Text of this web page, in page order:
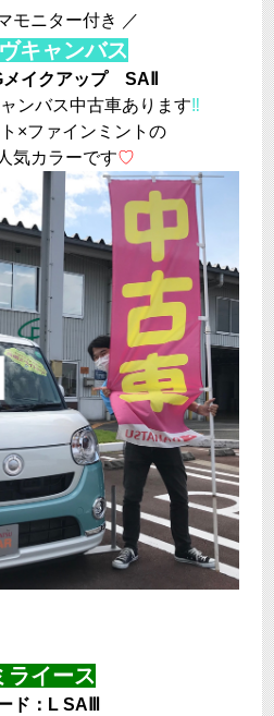
モニター付き ／
キャンバス
メイクアップ SAⅡ
ンバス中古車あります‼
×ファインミントの
気カラーです♡
イース
ド：L SAⅢ